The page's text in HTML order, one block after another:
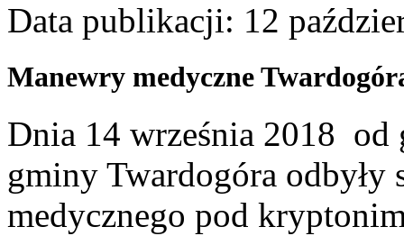
Data publikacji: 12
Manewry medyczne
Dnia 14 września 2018 od
gminy Twardogóra
medycznego pod